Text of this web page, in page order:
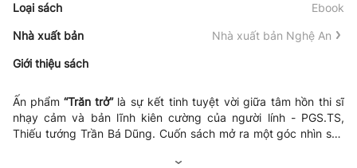
Loại sách Ebook
Nhà xuất bản Nhà xuất bản Nghệ An
Giới thiệu sách
Ấn phẩm “Trăn trở”là sự kết tinh tuyệt vời giữa tâm hồn thi sĩ
nhạy cảm và bản lĩnh kiên cường của người lính - PGS.TS,
Thiếu tướng Trần Bá Dũng. Cuốn sách mở ra một góc nhìn sâu
đất nước. Với hơn 300 bài thơ, tác phẩm thể hiện sự am tường